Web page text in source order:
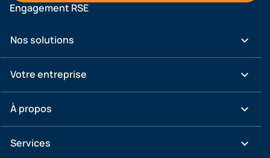
Engagement RSE
Nos solutions keyboard_arrow_down
Votre entreprise keyboard_arrow_down
À propos keyboard_arrow_down
Services keyboard_arrow_down